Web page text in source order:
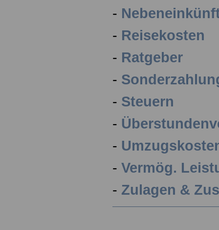
-
- Reisekosten
- Ratgeber
-
- Steuern
-
-
- Vermög.
- Zulagen &